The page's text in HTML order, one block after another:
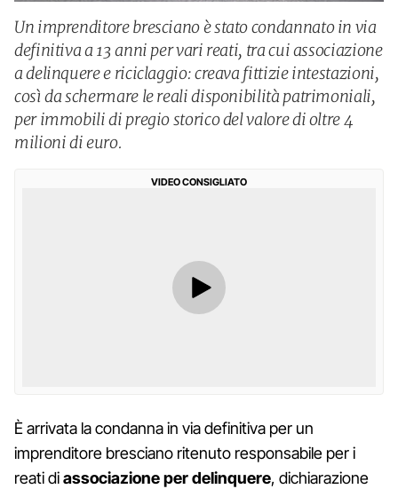
Un imprenditore bresciano è stato condannato in via
definitiva a 13 anni per vari reati, tra cui associazione
a delinquere e riciclaggio: creava fittizie intestazioni,
così da schermare le reali disponibilità patrimoniali,
per immobili di pregio storico del valore di oltre 4
milioni di euro.
VIDEO CONSIGLIATO
È arrivata la condanna in via definitiva per un
imprenditore bresciano ritenuto responsabile per i
reati diassociazione per delinquere, dichiarazione